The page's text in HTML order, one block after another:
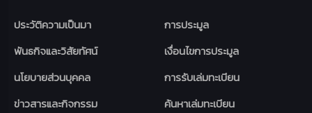
ประวัติความเป็นมา
พันธกิจและวิสัยทัศน์
นโยบายส่วนบุคคล
ข่าวสารและกิจกรรม
การประมูล
เงื่อนไขการประมูล
การรับเล่มทะเบียน
ค้นหาเล่มทะเบียน